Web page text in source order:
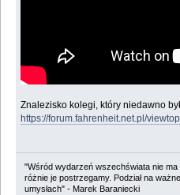
Znalezisko kolegi, który niedawno
https://forum.fahrenheit.net.pl/
"Wśród wydarzeń wszechświata nie
różnie je postrzegamy. Podział na
umysłach" - Marek Baraniecki